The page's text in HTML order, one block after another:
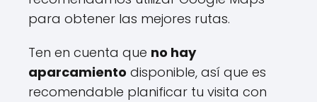
para obtener las mejores rutas.
Ten en cuenta que no hay
aparcamiento disponible, así que es
recomendable planificar tu visita con